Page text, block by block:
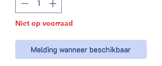
Niet op voorraad
Melding wanneer beschikbaar